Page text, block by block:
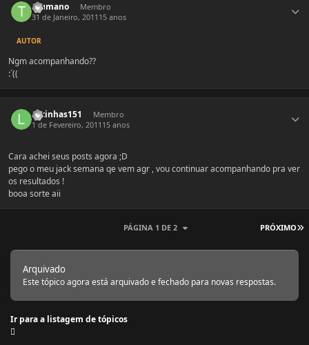
Tsumano
Membro
31 de Janeiro, 2011 15 anos
AUTOR
Ngm acompanhando??
:´((
lukinhas151
Membro
1 de Fevereiro, 2011 15 anos
Cara achei seus posts agora ;D
pego o meu jack semana qe vem agr , vou continuar acompanhando pra ver
os resultados !
booa sorte aii
PRÓXIMO
PÁGINA 1 DE 2
Arquivado
Este tópico agora está arquivado e fechado para novas respostas.
Ir para a listagem de tópicos